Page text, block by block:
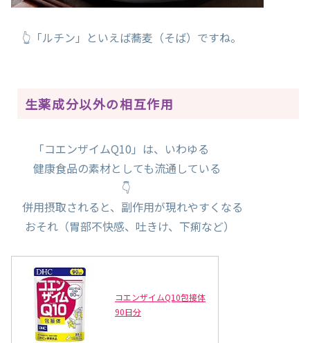
👆「ルチン」といえば蕎麦（そば）ですね。
生薬成分以外の相互作用
「コエンザイムQ10」は、いわゆる
健康食品の素材としても流通している
👇
併用摂取されると、副作用が現れやすくなる
おそれ（胃部不快感、吐きけ、下痢など）
コエンザイムQ10包接体
90日分